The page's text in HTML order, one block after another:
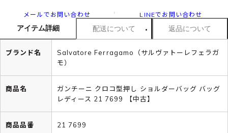
メールでお問い合わせ LINEでお問い合わせ
アイテム詳細 配送について 返品について
ブランド名
Salvatore Ferragamo（サルヴァトーレフェラガ
モ）
商品名
ガンチーニ クロコ型押し ショルダーバッグ バッグ
レディース 21 7699 【中古】
商品品番 21 7699